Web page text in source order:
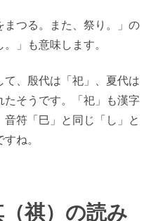
まつる。また、祭り。」の
」も意味します。
て、殷代は「祀」、夏代は
たそうです。「祀」も漢字
符「巳」と同じ「し」と
ね。
祺）の読み